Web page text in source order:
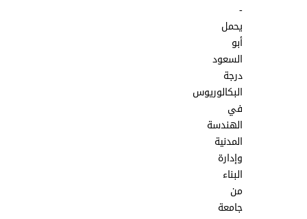
-
يحمل
أبو
السعود
درجة
البكالوريوس
في
الهندسة
المدنية
وإدارة
البناء
من
جامعة